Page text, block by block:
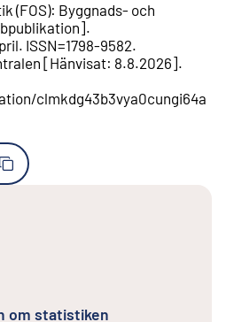
(FOS): Byggnads- och
].
. ISSN=1798-9582.
[Hänvisat: 8.8.2026].
clmkdg43b3vya0cungi64a
om statistiken